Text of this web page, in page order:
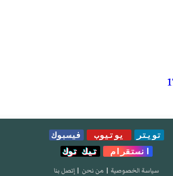
تويتر يوتيوب
فيسبوك
انستقرام
تيك توك
سياسة الخصوصية | من نحن | إتصل بنا